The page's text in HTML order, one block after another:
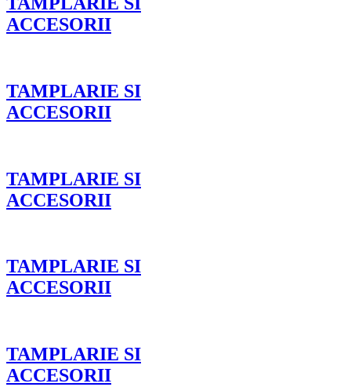
ACCESORII
TAMPLARIE SI
ACCESORII
TAMPLARIE SI
ACCESORII
TAMPLARIE SI
ACCESORII
TAMPLARIE SI
ACCESORII